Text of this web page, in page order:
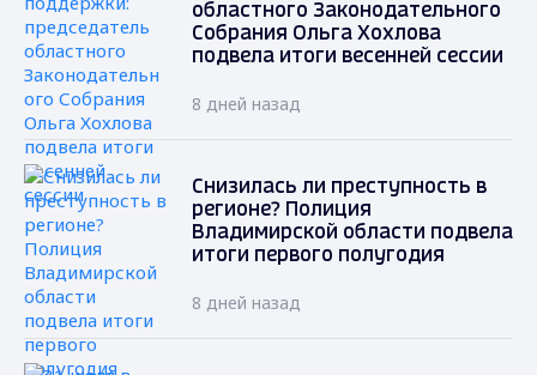
областного Законодательного
Собрания Ольга Хохлова
подвела итоги весенней сессии
8 дней назад
Снизилась ли преступность в
регионе? Полиция
Владимирской области подвела
итоги первого полугодия
8 дней назад